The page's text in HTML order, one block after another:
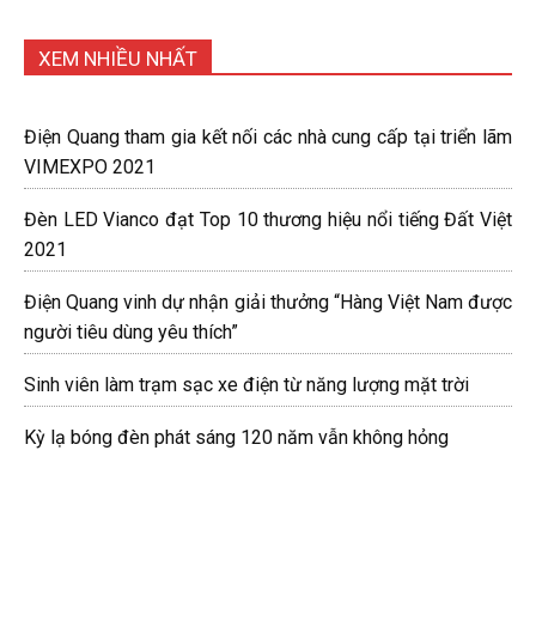
XEM NHIỀU NHẤT
Điện Quang tham gia kết nối các nhà cung cấp tại triển lãm
VIMEXPO 2021
Đèn LED Vianco đạt Top 10 thương hiệu nổi tiếng Đất Việt
2021
Điện Quang vinh dự nhận giải thưởng “Hàng Việt Nam được
người tiêu dùng yêu thích”
Sinh viên làm trạm sạc xe điện từ năng lượng mặt trời
Kỳ lạ bóng đèn phát sáng 120 năm vẫn không hỏng